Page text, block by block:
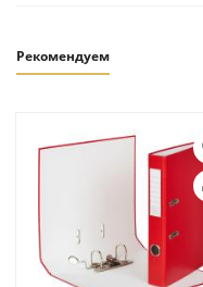
Рекомендуем